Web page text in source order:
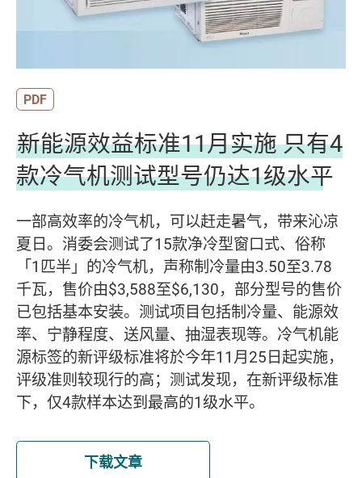
PDF
新能源效益标准11月实施 只有4
款冷气机测试型号仍达1级水平
一部高效率的冷气机，可以赶走暑气，带来沁凉
夏日。消委会测试了15款净冷型窗口式、俗称
「1匹半」的冷气机，声称制冷量由3.50至3.78
千瓦，售价由$3,588至$6,130，部分型号的售价
已包括基本安装。测试项目包括制冷量、能源效
率、宁静程度、送风量、抽湿表现等。冷气机能
源标签的新评级标准将於今年11月25日起实施，
评级准则较现行的高；测试发现，在新评级标准
下，仅4款样本达到最高的1级水平。
下载文章